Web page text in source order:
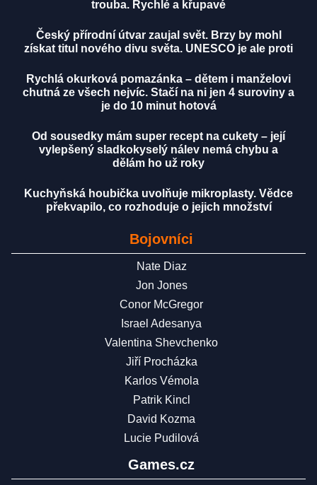
trouba. Rychlé a křupavé
Český přírodní útvar zaujal svět. Brzy by mohl
získat titul nového divu světa. UNESCO je ale proti
Rychlá okurková pomazánka – dětem i manželovi
chutná ze všech nejvíc. Stačí na ni jen 4 suroviny a
je do 10 minut hotová
Od sousedky mám super recept na cukety – její
vylepšený sladkokyselý nálev nemá chybu a
dělám ho už roky
Kuchyňská houbička uvolňuje mikroplasty. Vědce
překvapilo, co rozhoduje o jejich množství
Bojovníci
Nate Diaz
Jon Jones
Conor McGregor
Israel Adesanya
Valentina Shevchenko
Jiří Procházka
Karlos Vémola
Patrik Kincl
David Kozma
Lucie Pudilová
Games.cz